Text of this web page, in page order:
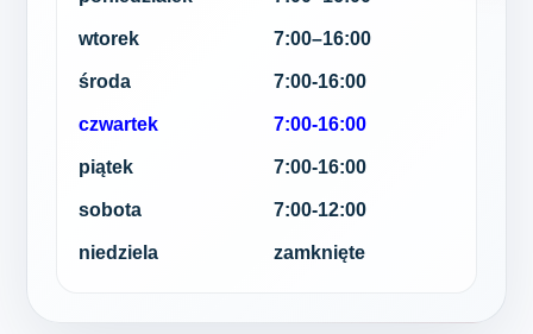
wtorek 7:00–16:00
środa 7:00-16:00
czwartek 7:00-16:00
piątek 7:00-16:00
sobota 7:00-12:00
niedziela zamknięte